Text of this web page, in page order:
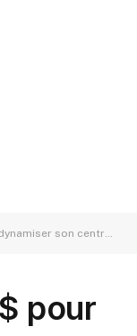
son centre-ville
pour